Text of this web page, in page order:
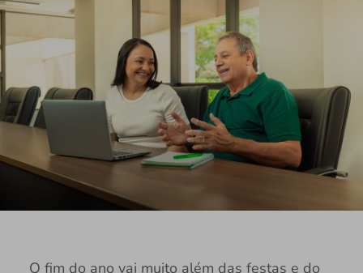
O fim do ano vai muito além das festas e do